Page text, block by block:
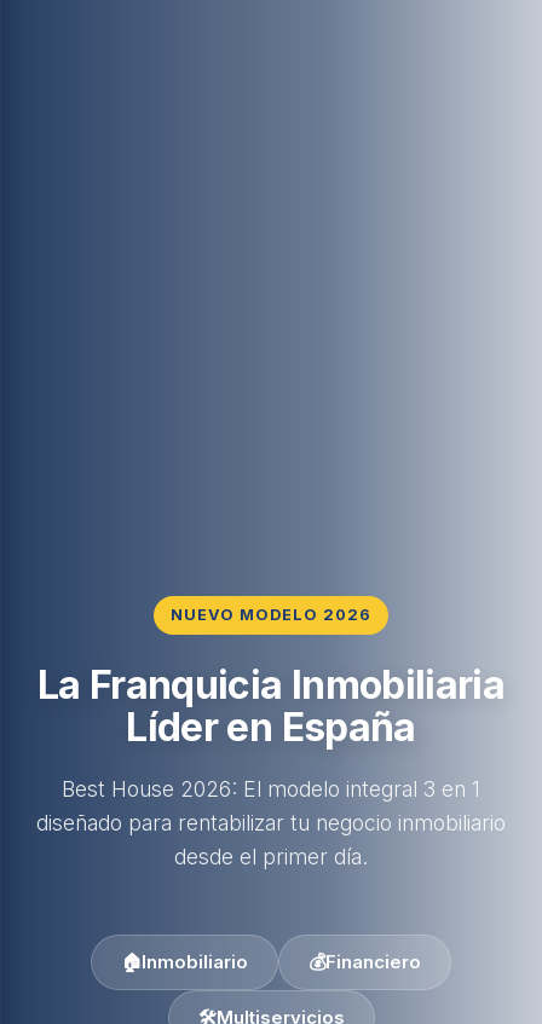
NUEVO MODELO 2026
La Franquicia Inmobiliaria
Líder en España
Best House 2026: El modelo integral 3 en 1
diseñado para rentabilizar tu negocio inmobiliario
desde el primer día.
🏠Inmobiliario 💰Financiero
🛠️Multiservicios